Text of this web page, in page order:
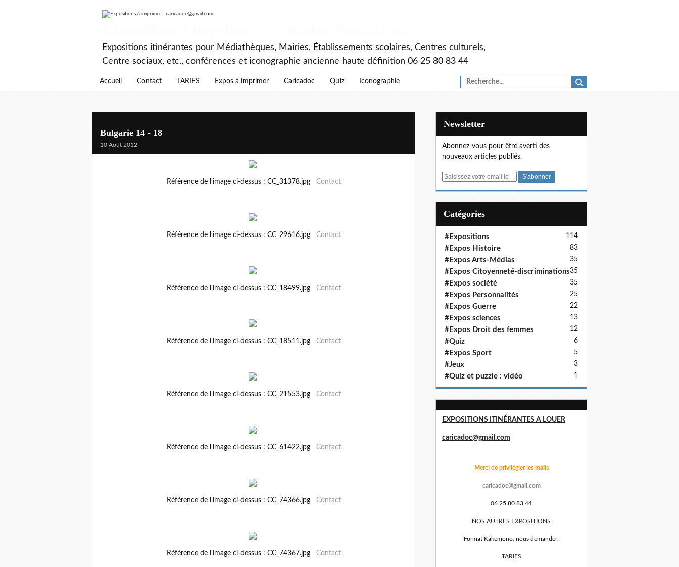
Expositions itinérantes pour Médiathèques, Mairies, Établissements scolaires, Centres culturels,
Centre sociaux, etc., conférences et iconographie ancienne haute définition 06 25 80 83 44
Accueil Contact TARIFS Expos à imprimer Caricadoc Quiz Iconographie
Bulgarie 14 - 18
10 Août 2012
Référence de l'image ci-dessus : CC_31378.jpg Contact
Référence de l'image ci-dessus : CC_29616.jpg Contact
Référence de l'image ci-dessus : CC_18499.jpg Contact
Référence de l'image ci-dessus : CC_18511.jpg Contact
Référence de l'image ci-dessus : CC_21553.jpg Contact
Référence de l'image ci-dessus : CC_61422.jpg Contact
Référence de l'image ci-dessus : CC_74366.jpg Contact
Référence de l'image ci-dessus : CC_74367.jpg Contact
Newsletter
Abonnez-vous pour être averti des
nouveaux articles publiés.
E
Catégories
#Expositions 114
#Expos Histoire 83
#Expos Arts-Médias 35
#Expos Citoyenneté-discriminations35
#Expos société 35
#Expos Personnalités 25
#Expos Guerre 22
#Expos sciences 13
#Expos Droit des femmes 12
#Quiz 6
#Expos Sport 5
#Jeux 3
#Quiz et puzzle : vidéo 1
EXPOSITIONS ITINÉRANTES A LOUER
caricadoc@gmail.com
Merci de privilégier les mails
caricadoc@gmail.com
06 25 80 83 44
NOS AUTRES EXPOSITIONS
Format Kakemono, nous demander.
TARIFS